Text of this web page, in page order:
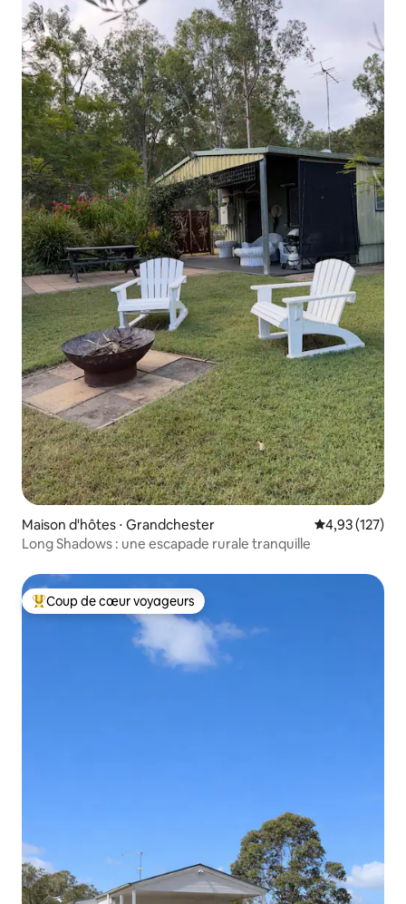
Maison d'hôtes ⋅ Grandchester Évaluation
4,93 (127)
Long Shadows : une escapade rurale tranquille
Coups de cœur voyageurs les plus appréciés
Coup de cœur voyageurs